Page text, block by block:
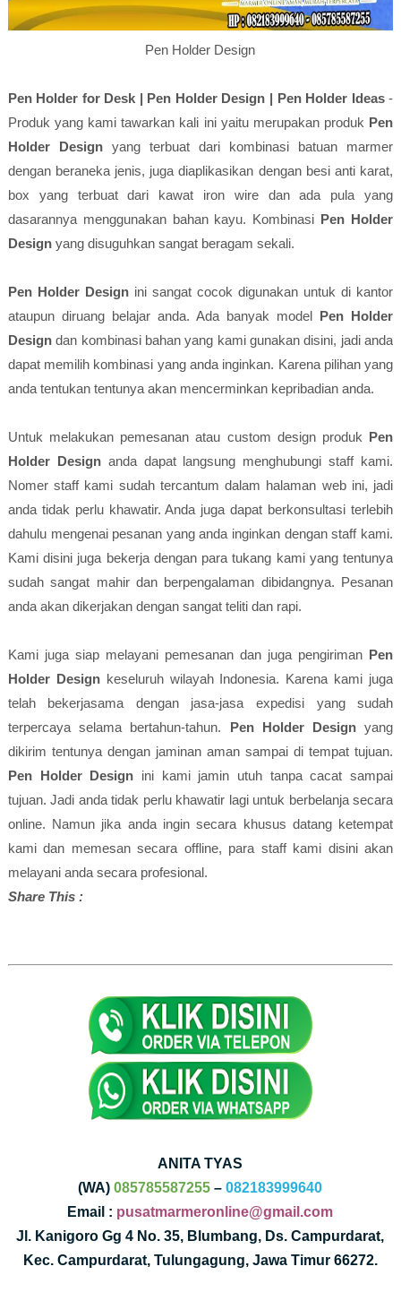
Pen Holder Design
Pen Holder for Desk | Pen Holder Design | Pen Holder Ideas-
Produk yang kami tawarkan kali ini yaitu merupakan produk Pen
Holder Designyang terbuat dari kombinasi batuan marmer
dengan beraneka jenis, juga diaplikasikan dengan besi anti karat,
box yang terbuat dari kawat iron wire dan ada pula yang
dasarannya menggunakan bahan kayu. Kombinasi Pen Holder
Designyang disuguhkan sangat beragam sekali.
Pen Holder Designini sangat cocok digunakan untuk di kantor
ataupun diruang belajar anda. Ada banyak model Pen Holder
Designdan kombinasi bahan yang kami gunakan disini, jadi anda
dapat memilih kombinasi yang anda inginkan. Karena pilihan yang
anda tentukan tentunya akan mencerminkan kepribadian anda.
Untuk melakukan pemesanan atau custom design produk Pen
Holder Designanda dapat langsung menghubungi staff kami.
Nomer staff kami sudah tercantum dalam halaman web ini, jadi
anda tidak perlu khawatir. Anda juga dapat berkonsultasi terlebih
dahulu mengenai pesanan yang anda inginkan dengan staff kami.
Kami disini juga bekerja dengan para tukang kami yang tentunya
sudah sangat mahir dan berpengalaman dibidangnya. Pesanan
anda akan dikerjakan dengan sangat teliti dan rapi.
Kami juga siap melayani pemesanan dan juga pengiriman Pen
Holder Designkeseluruh wilayah Indonesia. Karena kami juga
telah bekerjasama dengan jasa-jasa expedisi yang sudah
terpercaya selama bertahun-tahun. Pen Holder Designyang
dikirim tentunya dengan jaminan aman sampai di tempat tujuan.
Pen Holder Design ini kami jamin utuh tanpa cacat sampai
tujuan. Jadi anda tidak perlu khawatir lagi untuk berbelanja secara
online. Namun jika anda ingin secara khusus datang ketempat
kami dan memesan secara offline, para staff kami disini akan
melayani anda secara profesional.
Share This :
ANITA TYAS
(WA)085785587255 –082183999640
Email : pusatmarmeronline@gmail.com
Jl. Kanigoro Gg 4 No. 35, Blumbang, Ds. Campurdarat,
Kec. Campurdarat, Tulungagung, Jawa Timur 66272.